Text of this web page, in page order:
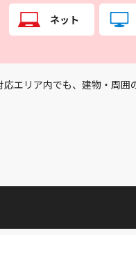
ネット
応エリア内でも、建物・周囲